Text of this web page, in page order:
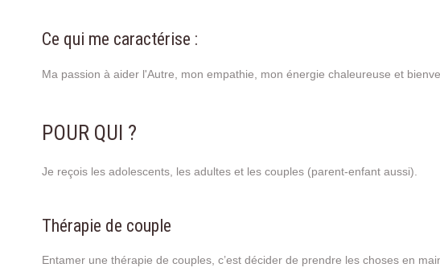
Ce qui me caractérise :
Ma passion à aider l'Autre, mon empathie, mon énergie chaleureuse et
POUR QUI ?
Je reçois les adolescents, les adultes et les couples (parent-enfant aussi).
Thérapie de couple
Entamer une thérapie de couples, c’est décider de prendre les choses en